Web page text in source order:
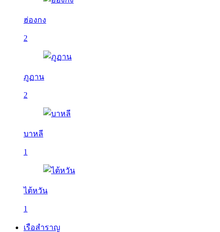
ฮ่องกง
2
ภูฏาน
2
บาหลี
1
ไต้หวัน
1
เรือสำราญ